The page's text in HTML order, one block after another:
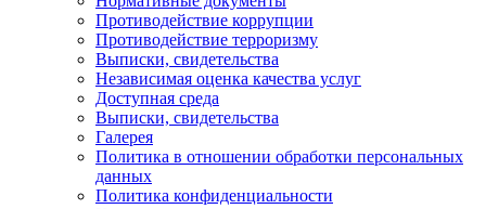
Противодействие коррупции
Противодействие терроризму
Выписки, свидетельства
Независимая оценка качества услуг
Доступная среда
Выписки, свидетельства
Галерея
Политика в отношении обработки персональных
данных
Политика конфиденциальности